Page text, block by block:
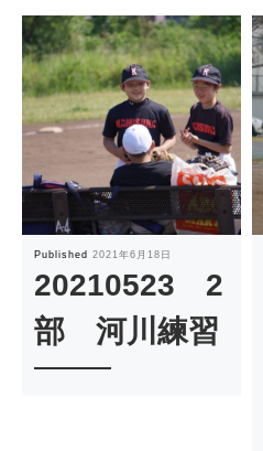
Published 2021年6月18日
20210523 2
部 河川練習